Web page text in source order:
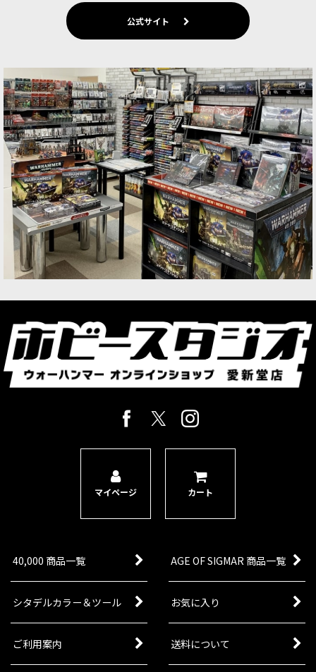
公式サイト
マイページ カート
40,000 商品一覧 AGE OF SIGMAR 商品一覧
シタデルカラー＆ツール お気に入り
ご利用案内 送料について